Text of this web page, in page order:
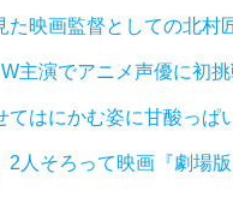
た映画監督としての北
主演でアニメ声優に初
てはにかむ姿に甘酸っ
2人そろって映画『劇場